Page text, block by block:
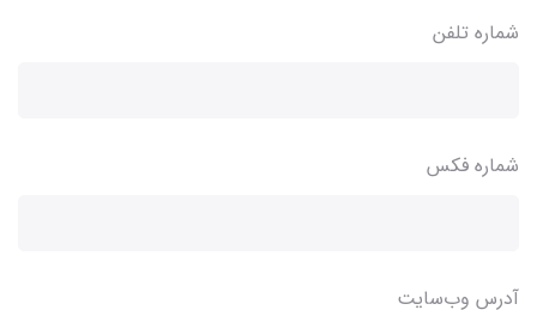
شماره تلفن
شماره فکس
آدرس وب‌سایت